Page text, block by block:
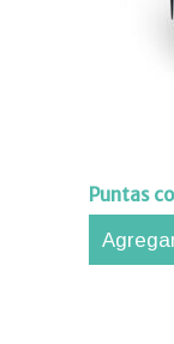
Puntas